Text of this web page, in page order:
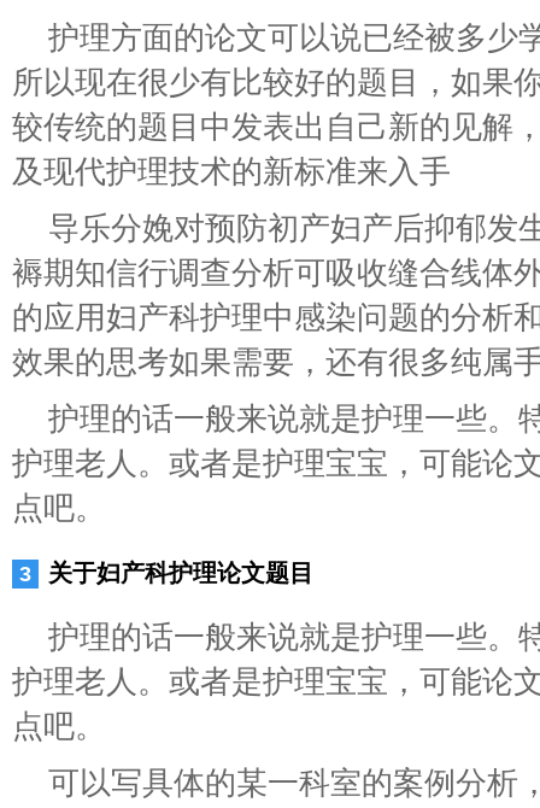
护理方面的论文可以说已经被多少
所以现在很少有比较好的题目，如果
较传统的题目中发表出自己新的见解
及现代护理技术的新标准来入手
导乐分娩对预防初产妇产后抑郁发
褥期知信行调查分析可吸收缝合线体
的应用妇产科护理中感染问题的分析
效果的思考如果需要，还有很多纯属
护理的话一般来说就是护理一些。
护理老人。或者是护理宝宝，可能论
点吧。
关于妇产科护理论文题目
护理的话一般来说就是护理一些。
护理老人。或者是护理宝宝，可能论
点吧。
可以写具体的某一科室的案例分析